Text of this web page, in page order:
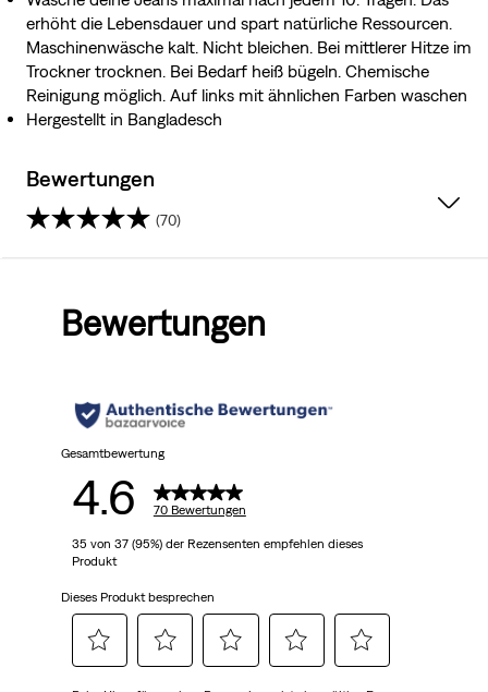
erhöht die Lebensdauer und spart natürliche Ressourcen.
Maschinenwäsche kalt. Nicht bleichen. Bei mittlerer Hitze im
Trockner trocknen. Bei Bedarf heiß bügeln. Chemische
Reinigung möglich. Auf links mit ähnlichen Farben waschen
Hergestellt in Bangladesch
Bewertungen
(70)
Bewertungen
Bewertungen
Gesamtbewertung
4.6 70 Bewertungen
35 von 37 (95%) der Rezensenten empfehlen dieses
Produkt
Dieses Produkt besprechen